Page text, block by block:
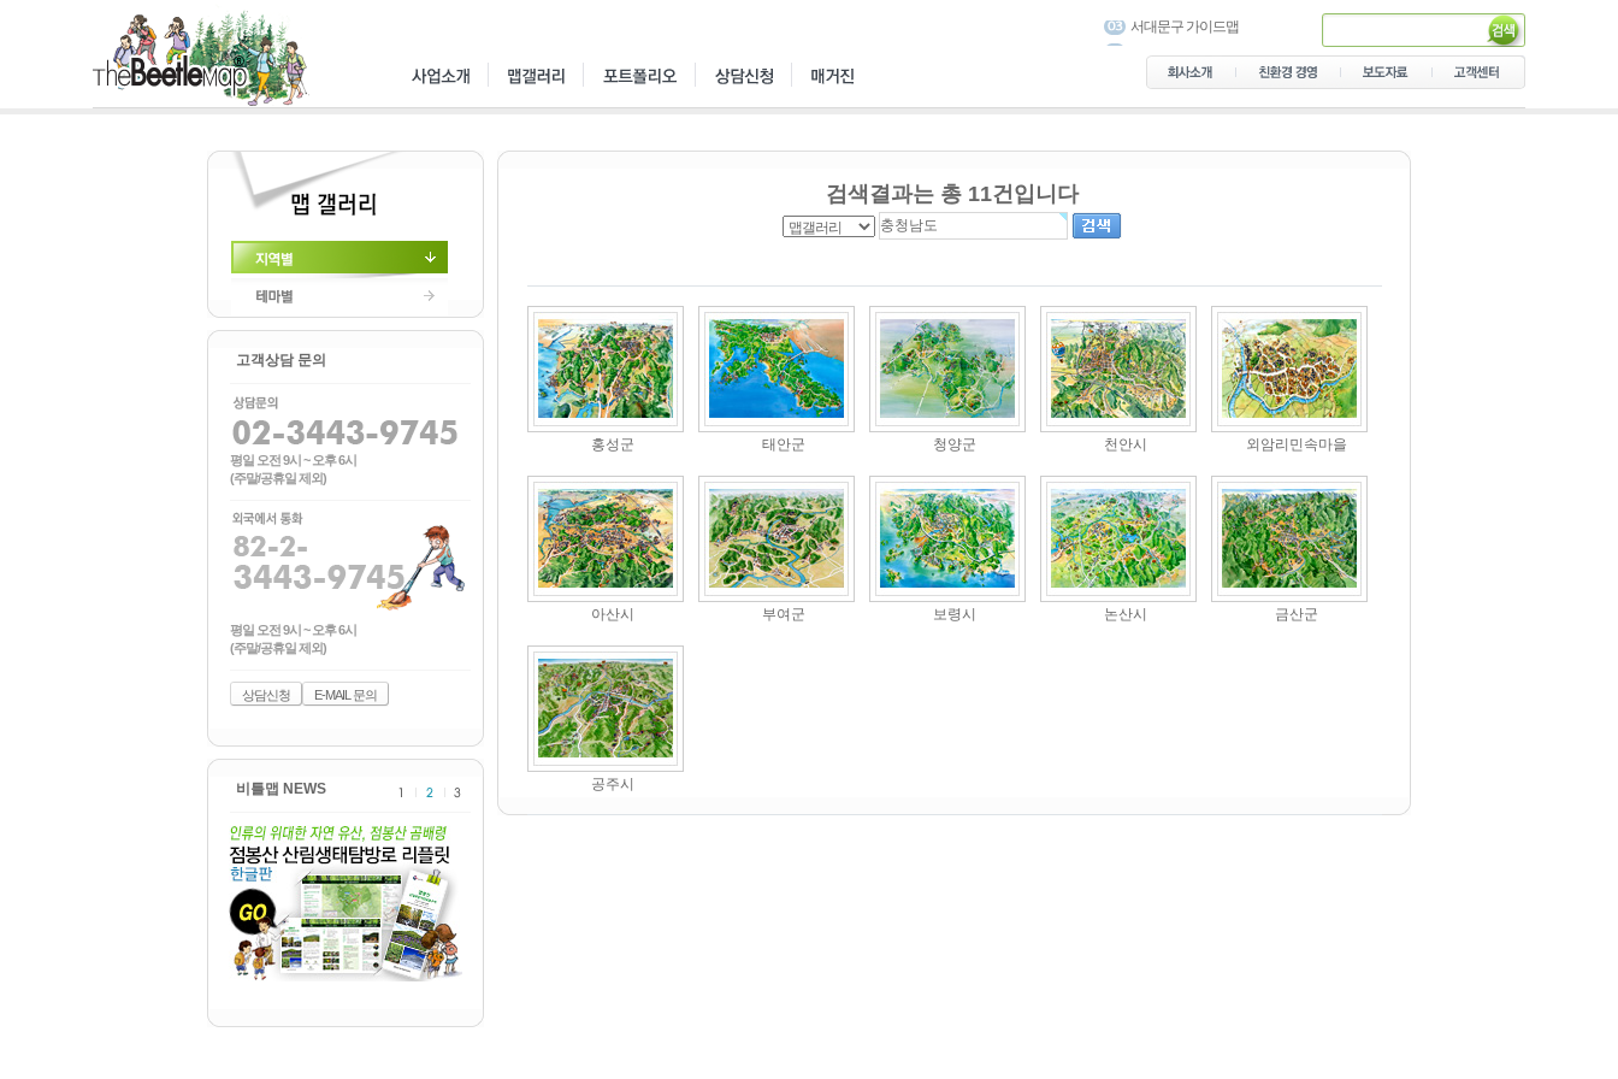
예산 다국어 관광 가이드맵
용산가족공원 다국어 안내지
음성군 관광안내지도 제작
의정부 숲길 안내지도
도
지역별
테마별
고객상담 문의
평일 오전 9시 ~ 오후 6시
(주말/공휴일 제외)
평일 오전 9시 ~ 오후 6시
(주말/공휴일 제외)
상담신청 E-MAIL 문의
비틀맵 NEWS
검색결과는 총 11건입니다
홍성군 태안군 청양군 천안시 외암리민속마을
아산시 부여군 보령시 논산시 금산군
공주시